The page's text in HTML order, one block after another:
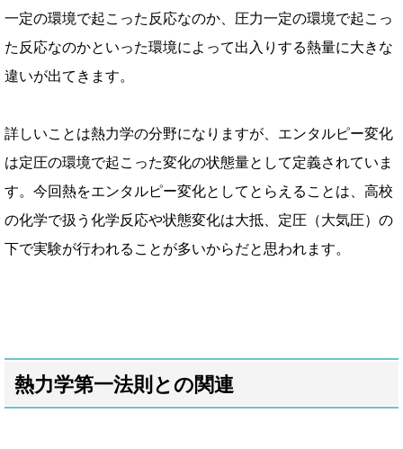
一定の環境で起こった反応なのか、圧力一定の環境で起こっ
た反応なのかといった環境によって出入りする熱量に大きな
違いが出てきます。
詳しいことは熱力学の分野になりますが、 エンタルピー変化
は定圧の環境で起こった変化の状態量として定義されていま
す。 今回熱をエンタルピー変化としてとらえることは、 高校
の化学で扱う化学反応や状態変化は大抵、 定圧（大気圧）の
下で実験が行われることが多いからだと思われます。
熱力学第一法則との関連